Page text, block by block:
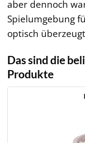
aber dennoch
Spielumgebung
optisch
Das sind die
Produkte